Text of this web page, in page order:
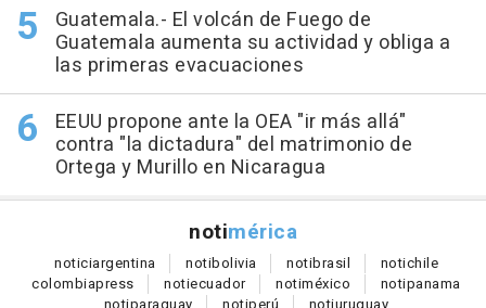
Guatemala.- El volcán de Fuego de
Guatemala aumenta su actividad y obliga a
las primeras evacuaciones
EEUU propone ante la OEA "ir más allá"
contra "la dictadura" del matrimonio de
Ortega y Murillo en Nicaragua
notimérica
noticiargentina notibolivia notibrasil notichile
colombiapress notiecuador notiméxico notipanama